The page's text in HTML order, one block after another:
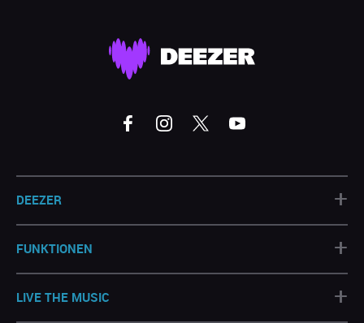
DEEZER +
FUNKTIONEN +
LIVE THE MUSIC +